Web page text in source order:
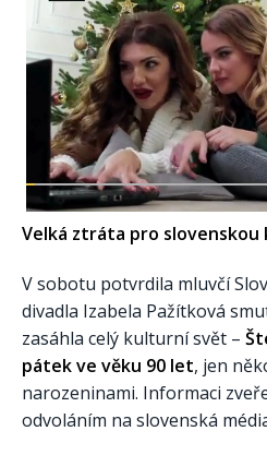
Velká ztráta pro
V sobotu potvrdila mluvčí
divadla Izabela Pažítková
zasáhla celý kulturní svět –
pátek ve věku 90 let, jen
narozeninami. Informaci
odvoláním na slovenská